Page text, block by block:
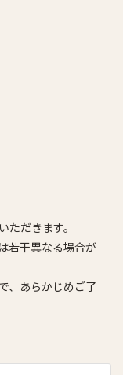
だきます。
若干異なる場合が
、あらかじめご了